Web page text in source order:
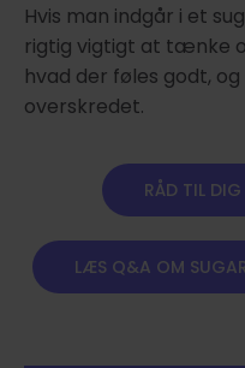
Hvis man indgår i et
rigtig vigtigt at tænke
hvad der føles godt,
overskredet.
RÅD TIL
LÆS Q&A OM